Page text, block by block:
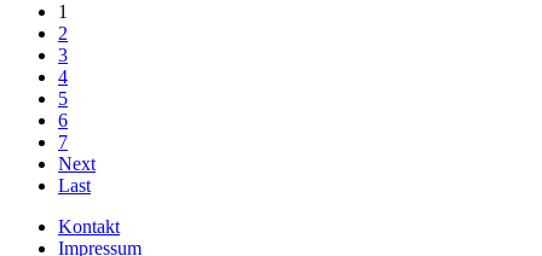
1
2
3
4
5
6
7
Next
Last
Kontakt
Impressum